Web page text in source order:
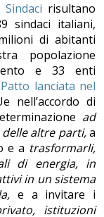
risultano
sindaci italiani,
di abitanti
popolazione
e 33 enti
lanciata nel
nell’accordo di
ad
altre parti,a
e a trasformarli,
di energia, in
in un sistema
e a invitare i
istituzioni